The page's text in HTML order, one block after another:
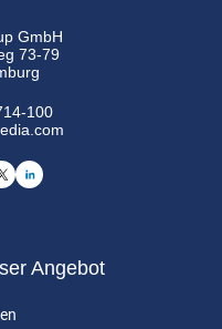
GmbH
73-79
100
Angebot